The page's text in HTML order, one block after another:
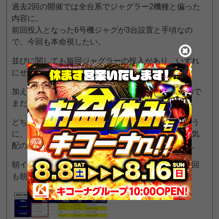
過去2回の開催では全台系でジャグラー2機種と偏った
内容に。
前回投入となった6号機ジャグが3台設置と手頃なの
で、今回も本命視したい。
並びに関しても毎回ジャグラーの投入があり、いずれ
にせよツモ率の高い攻め方となるだろう。
加えてAT機も対象となっているが、対象は様々なので
まだ狙いを定めていく段階にはないように思う。
どちらかというと機種跨ぎやバラエティといったよう
に、少台数機種が対象となっているので、少しでも気
配の良さを感じたら周辺を攻めていくのが良さそう。
朝イチ人数は多くなく穴場の環境だと思うので、今回
も朝から攻めていきたい。